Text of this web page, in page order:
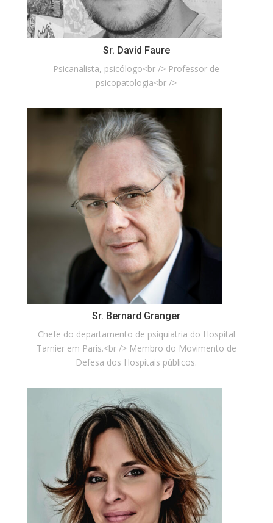
Sr. David Faure
Psicanalista, psicólogo<br /> Professor de
psicopatologia<br />
Sr. Bernard Granger
Chefe do departamento de psiquiatria do Hospital
Tarnier em Paris.<br /> Membro do Movimento de
Defesa dos Hospitais públicos.